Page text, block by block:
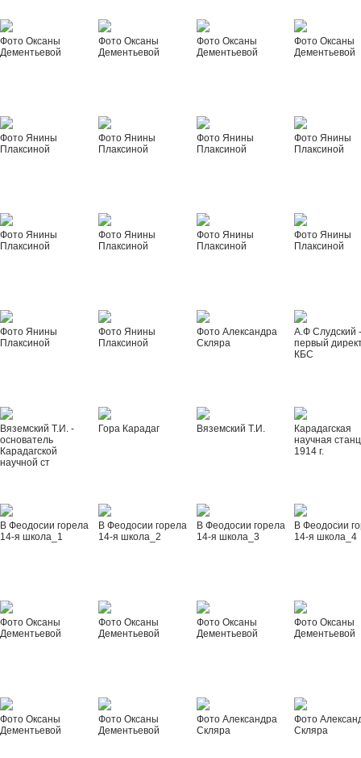
Фото Оксаны
Дементьевой
Фото Оксаны
Дементьевой
Фото Оксаны
Дементьевой
Фото Оксаны
Дементьевой
Фото Янины
Плаксиной
Фото Янины
Плаксиной
Фото Янины
Плаксиной
Фото Янины
Плаксиной
Фото Янины
Плаксиной
Фото Янины
Плаксиной
Фото Янины
Плаксиной
Фото Янины
Плаксиной
Фото Янины
Плаксиной
Фото Янины
Плаксиной
Фото Александра
Скляра
А.Ф Слудский
первый
КБС
Вяземский Т.И. -
основатель
Карадагской
научной ст
Гора Карадаг Вяземский Т.И.
Карадагская
научная
1914 г.
В Феодосии горела
14-я школа_1
В Феодосии горела
14-я школа_2
В Феодосии горела
14-я школа_3
В Феодосии
14-я школа_4
Фото Оксаны
Дементьевой
Фото Оксаны
Дементьевой
Фото Оксаны
Дементьевой
Фото Оксаны
Дементьевой
Фото Оксаны
Дементьевой
Фото Оксаны
Дементьевой
Фото Александра
Скляра
Фото
Скляра